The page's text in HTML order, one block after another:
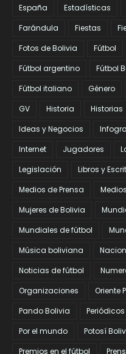
España
Estadísticas
Farándula
Fiestas
Fotos de Bolivia
Fútbol
Fútbol argentino
Fútbol
Fútbol italiano
Género
GV
Historia Historias
Ideas y Negocios
Internet
Jugadores
Legislación
Libros y
Medios de Prensa
Mujeres de Bolivia
Mundiales de fútbol
Música boliviana
Noticias de fútbol
Organizaciones
Oriente
Pando Bolivia
Periódicos
Por el mundo
Potosí
Premios en el fútbol